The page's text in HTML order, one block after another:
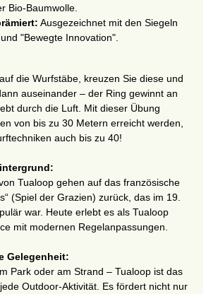
Bio-Baumwolle.
Ausgezeichnet mit den Siegeln
"Bewegte Innovation".
die Wurfstäbe, kreuzen Sie diese und
auseinander – der Ring gewinnt an
durch die Luft. Mit dieser Übung
von bis zu 30 Metern erreicht werden,
auch bis zu 40!
Tualoop gehen auf das französische
(Spiel der Grazien) zurück, das im 19.
war. Heute erlebt es als Tualoop
mit modernen Regelanpassungen.
Gelegenheit:
Park oder am Strand – Tualoop ist das
Outdoor-Aktivität. Es fördert nicht nur